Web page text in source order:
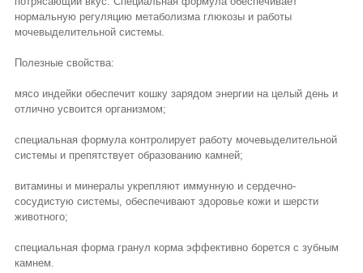
нормальную регуляцию метаболизма глюкозы и работы
мочевыделительной системы.
Полезные свойства:
мясо индейки обеспечит кошку зарядом энергии на целый день и
отлично усвоится организмом;
специальная формула контролирует работу мочевыделительной
системы и препятствует образованию камней;
витамины и минералы укрепляют иммунную и сердечно-
сосудистую системы, обеспечивают здоровье кожи и шерсти
животного;
специальная форма гранул корма эффективно борется с зубным
камнем.